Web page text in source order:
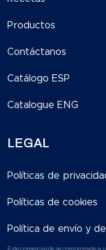
Productos
Contáctanos
Catálogo ESP
Catalogue ENG
LEGAL
Políticas de
Políticas de cookies
Política de envío y